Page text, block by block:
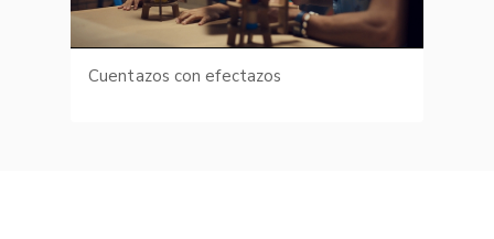
Cuentazos con efectazos